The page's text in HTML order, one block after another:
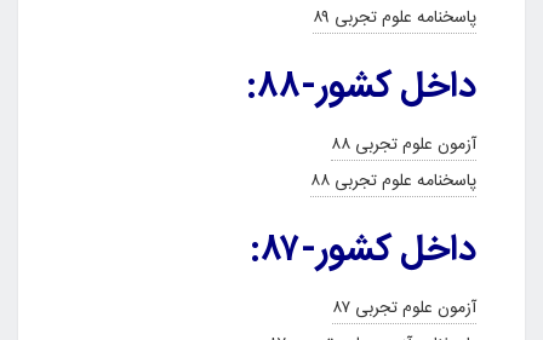
پاسخنامه علوم تجربی ۸۹
داخل کشور-۸۸:
آزمون علوم تجربی ۸۸
پاسخنامه علوم تجربی ۸۸
داخل کشور-۸۷:
آزمون علوم تجربی ۸۷